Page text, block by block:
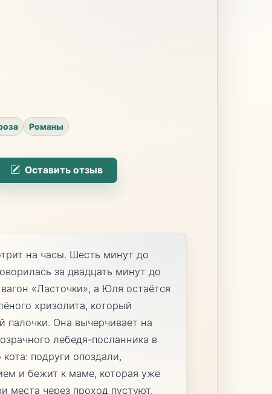
Романы
Оставить отзыв
на часы. Шесть минут до
за двадцать минут до
«Ласточки», а Юля остаётся
хризолита, который
палочки. Она вычерчивает на
лебедя-посланника в
подруги опоздали,
и бежит к маме, которая уже
места через проход пустуют.